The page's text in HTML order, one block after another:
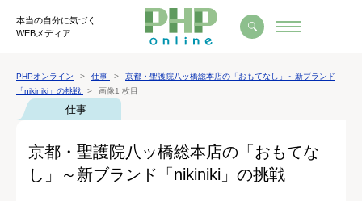
本当の自分に気づく
WEBメディア
PHPオンライン 仕事
京都・聖護院八ッ橋総本店の「おもてなし」～新ブランド
「nikiniki」の挑戦
画像1 枚目
仕事
京都・聖護院八ッ橋総本店の「おもてな
し」～新ブランド「nikiniki」の挑戦